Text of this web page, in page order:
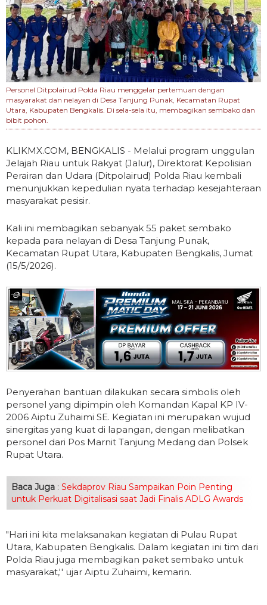
Personel Ditpolairud Polda Riau menggelar pertemuan dengan
masyarakat dan nelayan di Desa Tanjung Punak, Kecamatan Rupat
Utara, Kabupaten Bengkalis. Di sela-sela itu, membagikan sembako dan
bibit pohon.
KLIKMX.COM, BENGKALIS - Melalui program unggulan
Jelajah Riau untuk Rakyat (Jalur), Direktorat Kepolisian
Perairan dan Udara (Ditpolairud) Polda Riau kembali
menunjukkan kepedulian nyata terhadap kesejahteraan
masyarakat pesisir.
Kali ini membagikan sebanyak 55 paket sembako
kepada para nelayan di Desa Tanjung Punak,
Kecamatan Rupat Utara, Kabupaten Bengkalis, Jumat
(15/5/2026).
Penyerahan bantuan dilakukan secara simbolis oleh
personel yang dipimpin oleh Komandan Kapal KP IV-
2006 Aiptu Zuhaimi SE. Kegiatan ini merupakan wujud
sinergitas yang kuat di lapangan, dengan melibatkan
personel dari Pos Marnit Tanjung Medang dan Polsek
Rupat Utara.
Baca Juga : Sekdaprov Riau Sampaikan Poin Penting
untuk Perkuat Digitalisasi saat Jadi Finalis ADLG Awards
"Hari ini kita melaksanakan kegiatan di Pulau Rupat
Utara, Kabupaten Bengkalis. Dalam kegiatan ini tim dari
Polda Riau juga membagikan paket sembako untuk
masyarakat,'' ujar Aiptu Zuhaimi, kemarin.